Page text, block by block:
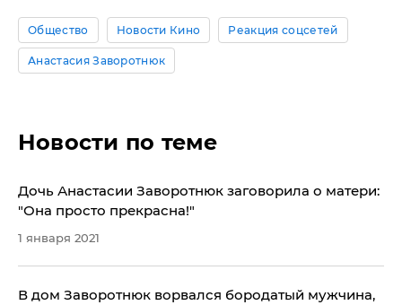
Общество Новости Кино Реакция соцсетей
Анастасия Заворотнюк
Новости по теме
Дочь Анастасии Заворотнюк заговорила о матери:
"Она просто прекрасна!"
1 января 2021
В дом Заворотнюк ворвался бородатый мужчина,